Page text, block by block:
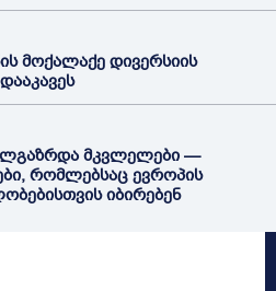
მოქალაქე დივერსიის
მკვლელები —
რომლებსაც ევროპის
იბირებენ